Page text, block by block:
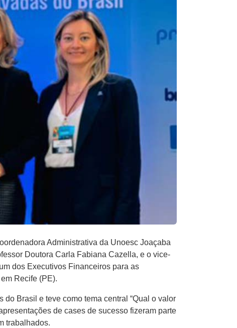
Administrativa da Unoesc Joaçaba
Doutora Carla Fabiana Cazella, e o vice-
dos Executivos Financeiros para as
Recife (PE).
Brasil e teve como tema central “Qual o valor
de cases de sucesso fizeram parte
trabalhados.